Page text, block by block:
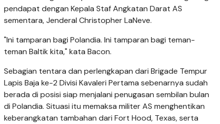
pendapat dengan Kepala Staf Angkatan Darat AS
sementara, Jenderal Christopher LaNeve.
"Ini tamparan bagi Polandia. Ini tamparan bagi teman-
teman Baltik kita," kata Bacon.
Sebagian tentara dan perlengkapan dari Brigade Tempur
Lapis Baja ke-2 Divisi Kavaleri Pertama sebenarnya sudah
berada di posisi siap menjalani penugasan sembilan bulan
di Polandia. Situasi itu memaksa militer AS menghentikan
keberangkatan tambahan dari Fort Hood, Texas, serta